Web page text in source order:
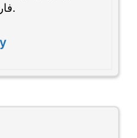
فارسی صحبت کنیم.